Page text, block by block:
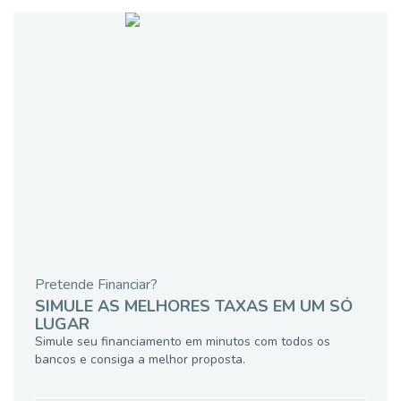
Pretende Financiar?
SIMULE AS MELHORES TAXAS EM UM SÓ
LUGAR
Simule seu financiamento em minutos com todos os
bancos e consiga a melhor proposta.